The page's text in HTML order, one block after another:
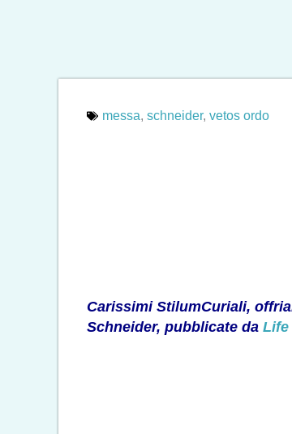
messa, schneider, vetos ordo
Carissimi StilumCuriali,
Schneider, pubblicate da Life